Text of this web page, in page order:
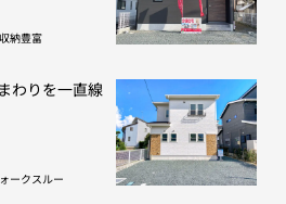
収納豊富
わりを一直線
ークスルー